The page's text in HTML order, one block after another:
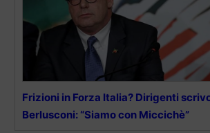
Frizioni in Forza Italia? Dirigenti
Berlusconi: “Siamo con Miccichè”